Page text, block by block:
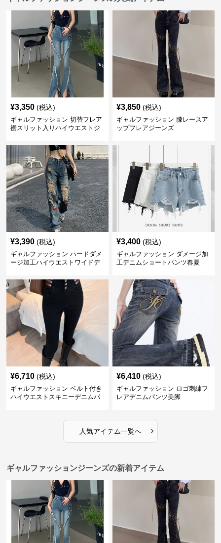
¥3,350 (税込)
ギャルファッション 切替フレア
裾スリット入りハイウエストジ
¥3,850 (税込)
ギャルファッション 膝レースア
ップフレアジーンズ
¥3,390 (税込)
ギャルファッション ハードダメ
ージ加工ハイウエストワイドデ
¥3,400 (税込)
ギャルファッション ダメージ加
工デニムショートパンツ春夏
¥6,710 (税込)
ギャルファッション ベルト付き
ハイウエストスキニーデニムパ
¥6,410 (税込)
ギャルファッション ロゴ刺繍フ
レアデニムパンツ美脚
人気アイテム一覧へ ›
ギャルファッションジーンズの新着アイテム